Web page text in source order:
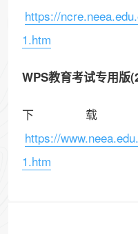
https://
1.htm
WPS教育考试专用版
下载
https://
1.htm